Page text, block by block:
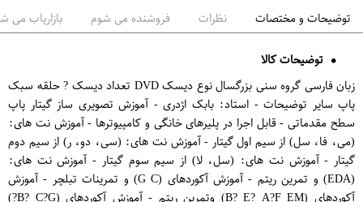
توضیحات و مختصات نظرات فروشنده می شوم بازاریاب می
توضیحات کالا
زبان فارسی گروه سنی بزرگسال نوع دیسک DVD تعداد دیسک ? حلقه سبک
پاپ سایر توضیحات - استاد: بابک اژدری - آموزش تصویری ساز گیتار پاپ
سطح مقدماتی - قابل اجرا در پلیرهای خانگی و کامپیوترها - آموزش نت های:
(می، فا، سل) از سیم اول گیتار - آموزش نت های: (سی، دو، ر) از سیم دوم
گیتار - آموزش نت های: (سل، لا) از سیم سوم گیتار - آموزش نت های:
(EDA) و تمرین ریتم - آموزش آکوردهای (G C) و تمرینات تبلچر - آموزش
آکوردهای (B? E? A?F EM) وتمرین ریتم - آموزش آکوردهای (B? C?G?)